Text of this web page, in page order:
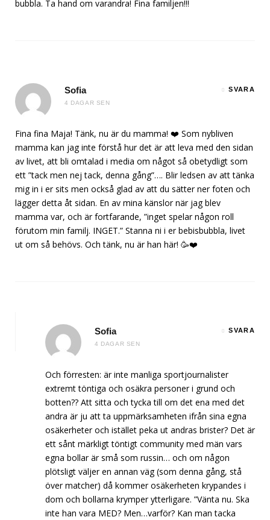
bubbla. Ta hand om varandra! Fina familjen!!!
Sofia
4 DAGAR SEN
SVARA
Fina fina Maja! Tänk, nu är du mamma! ❤️ Som nybliven
mamma kan jag inte förstå hur det är att leva med den sidan
av livet, att bli omtalad i media om något så obetydligt som
ett ”tack men nej tack, denna gång”…. Blir ledsen av att tänka
mig in i er sits men också glad av att du sätter ner foten och
lägger detta åt sidan. En av mina känslor när jag blev
mamma var, och är fortfarande, ”inget spelar någon roll
förutom min familj. INGET.” Stanna ni i er bebisbubbla, livet
ut om så behövs. Och tänk, nu är han här! 🥳❤️
Sofia
4 DAGAR SEN
SVARA
Och förresten: är inte manliga sportjournalister
extremt töntiga och osäkra personer i grund och
botten?? Att sitta och tycka till om det ena med det
andra är ju att ta uppmärksamheten ifrån sina egna
osäkerheter och istället peka ut andras brister? Det är
ett sånt märkligt töntigt community med män vars
egna bollar är små som russin… och om någon
plötsligt väljer en annan väg (som denna gång, stå
över matcher) då kommer osäkerheten krypandes i
dom och bollarna krymper ytterligare. ”Vänta nu. Ska
inte han vara MED? Men…varför? Kan man tacka